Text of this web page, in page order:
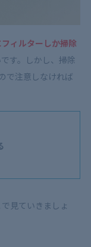
ィルターしか掃除
す。しかし、掃除
で注意しなければ
見ていきましょ